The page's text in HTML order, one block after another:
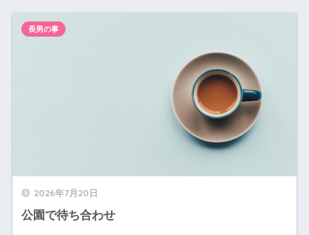
2026年7月20日
公園で待ち合わせ
長男の事